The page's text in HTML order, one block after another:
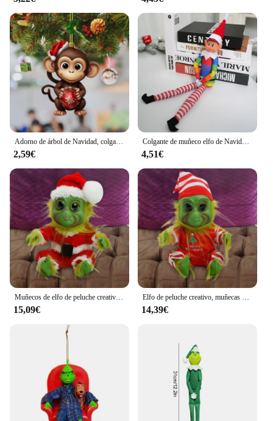
to the growing cosplay community. With the
inclusion of wigs and accessories, these sets are
complete and ready to wear, making them an
excellent choice for those looking to sell high-
quality cosplay costumes. Whether you're a cosplay
enthusiast or a vendor, these sets are designed to
meet your needs and exceed your expectations.
Adorno de árbol de Navidad, colgante de mono, decoraciones navideñas, adornos apilables para libros, mono de Navidad con acrílico navideño
2,59€
Colgante de muñeco elfo de Navidad, muñeco de hadas, decoración navideña, accesorios para muñecas, adornos de escritorio, decoraciones para el hogar, novedad de 2024
4,51€
Muñecos de elfo de peluche creativos, muñecos Geek de Navidad, regalos de Navidad, Geek verde
15,09€
Elfo de peluche creativo, muñecas Geek de navidad, regalos de Navidad, decoración de Festival, hogar, verde, regalos de Adorno
14,39€